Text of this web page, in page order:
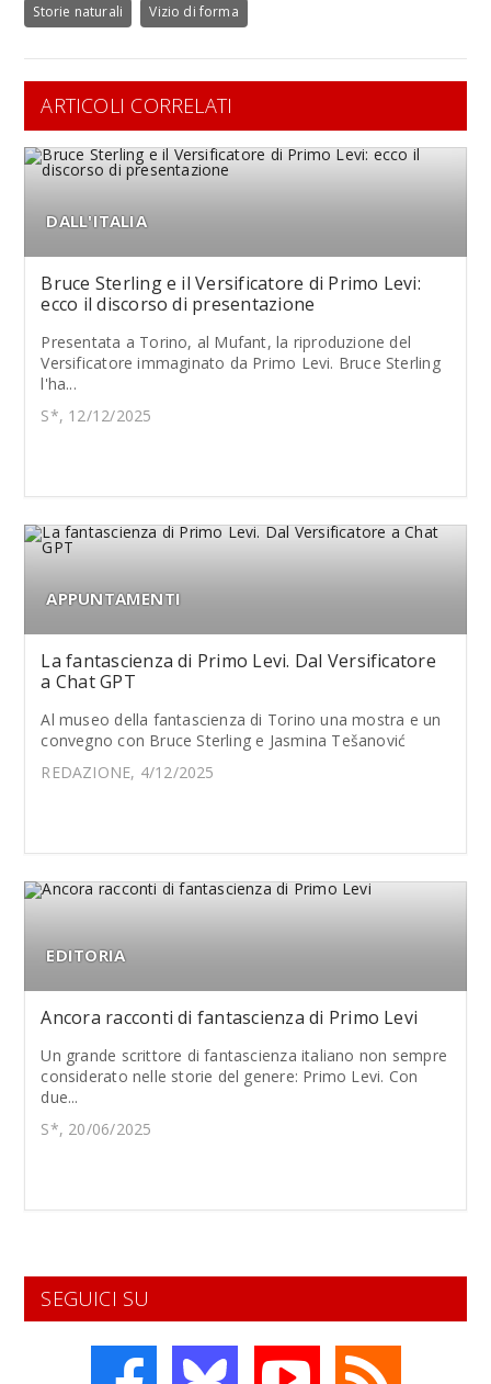
Storie naturali Vizio di forma
ARTICOLI CORRELATI
DALL'ITALIA
Bruce Sterling e il Versificatore di Primo Levi:
ecco il discorso di presentazione
Presentata a Torino, al Mufant, la riproduzione del
Versificatore immaginato da Primo Levi. Bruce Sterling
l'ha...
S*, 12/12/2025
APPUNTAMENTI
La fantascienza di Primo Levi. Dal Versificatore
a Chat GPT
Al museo della fantascienza di Torino una mostra e un
convegno con Bruce Sterling e Jasmina Tešanović
REDAZIONE, 4/12/2025
EDITORIA
Ancora racconti di fantascienza di Primo Levi
Un grande scrittore di fantascienza italiano non sempre
considerato nelle storie del genere: Primo Levi. Con
due...
S*, 20/06/2025
SEGUICI SU